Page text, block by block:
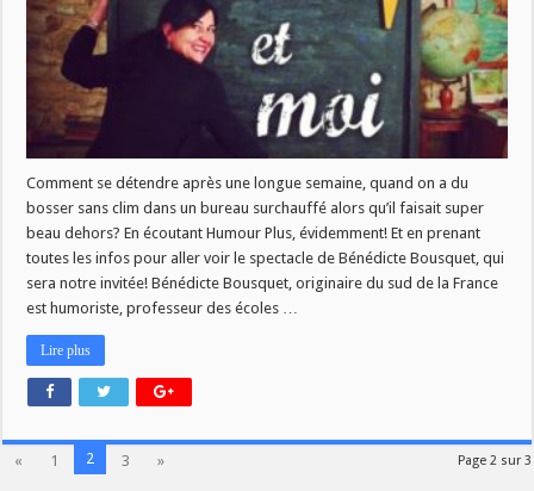
Comment se détendre après une longue semaine, quand on a du
bosser sans clim dans un bureau surchauffé alors qu’il faisait super
beau dehors? En écoutant Humour Plus, évidemment! Et en prenant
toutes les infos pour aller voir le spectacle de Bénédicte Bousquet, qui
sera notre invitée! Bénédicte Bousquet, originaire du sud de la France
est humoriste, professeur des écoles …
Lire plus
Page 2 sur 3
« 1 2 3 »